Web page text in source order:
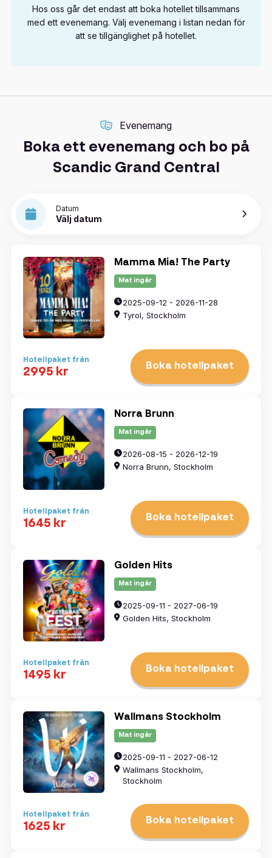
Hos oss går det endast att boka hotellet tillsammans
med ett evenemang. Välj evenemang i listan nedan för
att se tillgänglighet på hotellet.
Evenemang
Boka ett evenemang och bo på
Scandic Grand Central
Datum
Välj datum
Mamma Mia! The Party
Mat ingår
2025-09-12 - 2026-11-28
Tyrol, Stockholm
Hotellpaket från
2995 kr Boka hotellpaket
Norra Brunn
Mat ingår
2026-08-15 - 2026-12-19
Norra Brunn, Stockholm
Hotellpaket från
1645 kr Boka hotellpaket
Golden Hits
Mat ingår
2025-09-11 - 2027-06-19
Golden Hits, Stockholm
Hotellpaket från
1495 kr Boka hotellpaket
Wallmans Stockholm
Mat ingår
2025-09-11 - 2027-06-12
Wallmans Stockholm,
Stockholm
Hotellpaket från
1625 kr Boka hotellpaket